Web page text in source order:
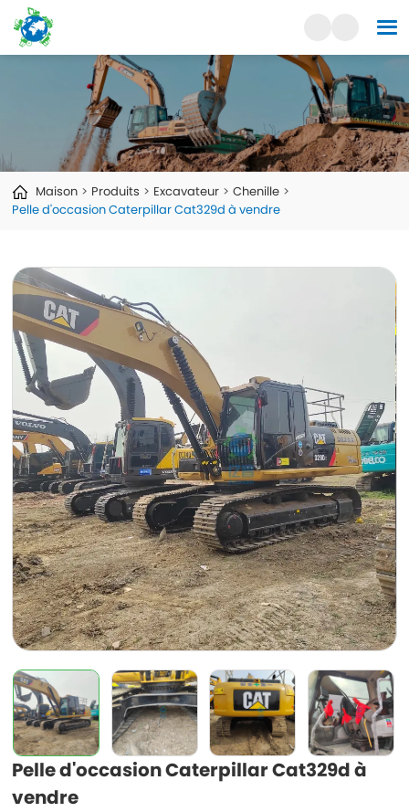
Maison Produits Excavateur
Chenille
Pelle d'occasion Caterpillar Cat329d à vendre
Pelle d'occasion Caterpillar Cat329d à
vendre